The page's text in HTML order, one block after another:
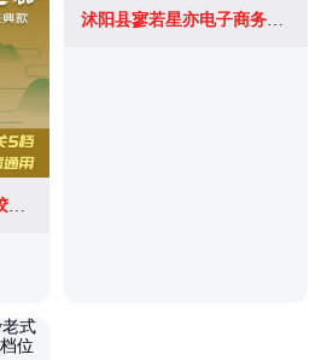
东莞市长安鑫沁五金塑胶制品厂(个体工商户)
沭阳县寥若星亦电子商务有限公司